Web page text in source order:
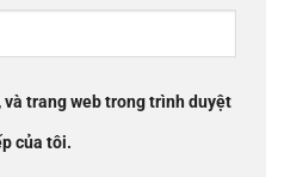
trang web trong trình duyệt
của tôi.